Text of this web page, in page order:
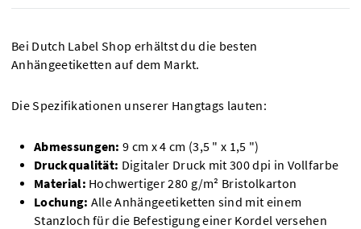
Bei Dutch Label Shop erhältst du die besten
Anhängeetiketten auf dem Markt.
Die Spezifikationen unserer Hangtags lauten:
Abmessungen: 9 cm x 4 cm (3,5 " x 1,5 ")
Druckqualität: Digitaler Druck mit 300 dpi in Vollfarbe
Material: Hochwertiger 280 g/m² Bristolkarton
Lochung: Alle Anhängeetiketten sind mit einem
Stanzloch für die Befestigung einer Kordel versehen